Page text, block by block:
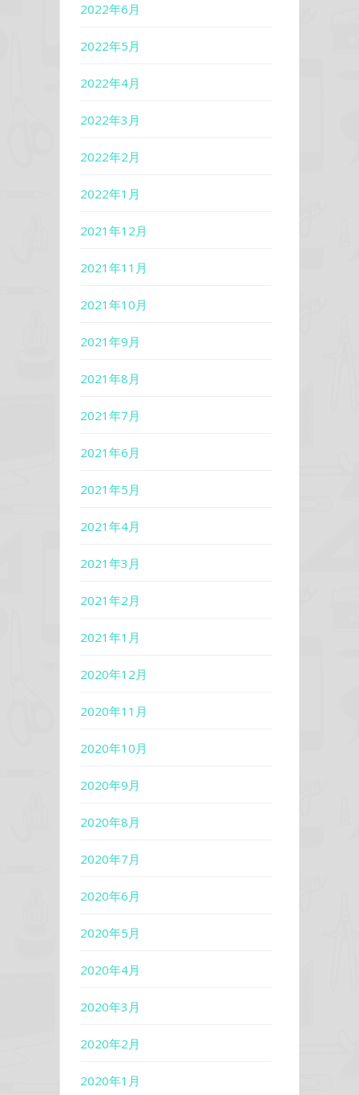
2022年6月
2022年5月
2022年4月
2022年3月
2022年2月
2022年1月
2021年12月
2021年11月
2021年10月
2021年9月
2021年8月
2021年7月
2021年6月
2021年5月
2021年4月
2021年3月
2021年2月
2021年1月
2020年12月
2020年11月
2020年10月
2020年9月
2020年8月
2020年7月
2020年6月
2020年5月
2020年4月
2020年3月
2020年2月
2020年1月